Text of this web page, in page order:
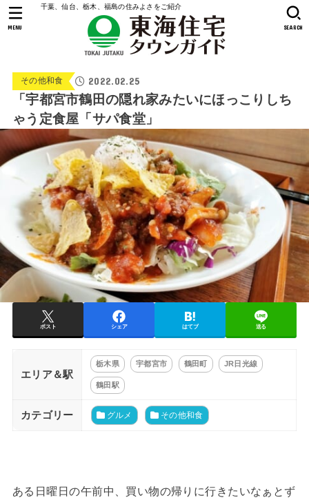
千葉、仙台、栃木、福島の住みよさをご紹介
SEARCH
MENU
その他和食 2022.02.25
「宇都宮市鶴田の隠れ家みたいにほっこりしち
ゃう定食屋「サパ食堂」
ポスト シェア はてブ 送る
エリア＆駅
栃木県 宇都宮市 鶴田町 JR日光線
鶴田駅
カテゴリー グルメ その他和食
ある日曜日の⁡午前中、買い物の帰りに行きたいなぁとず